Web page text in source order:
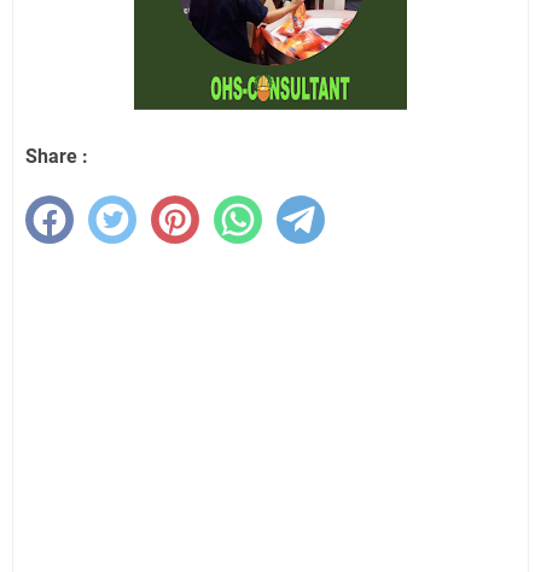
Share :